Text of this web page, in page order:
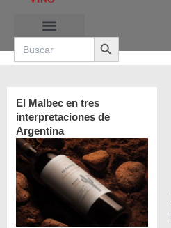
contenido
Search
for:
Search Button
El Malbec en tres
interpretaciones de
Argentina